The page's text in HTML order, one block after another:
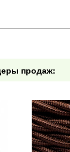
продаж: